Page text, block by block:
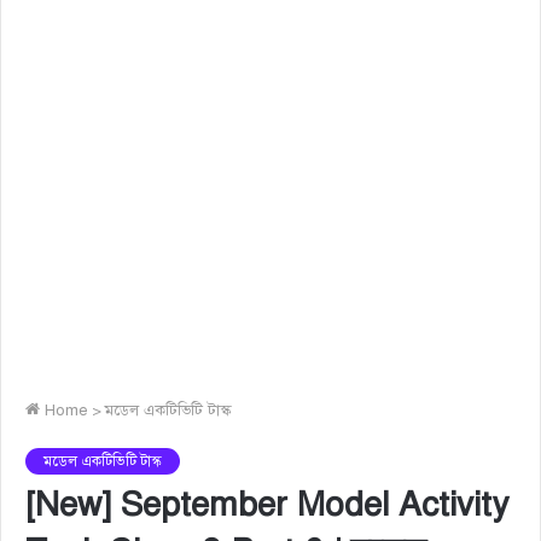
Home >মডেল একটিভিটি টাস্ক
মডেল একটিভিটি টাস্ক
[New] September Model Activity